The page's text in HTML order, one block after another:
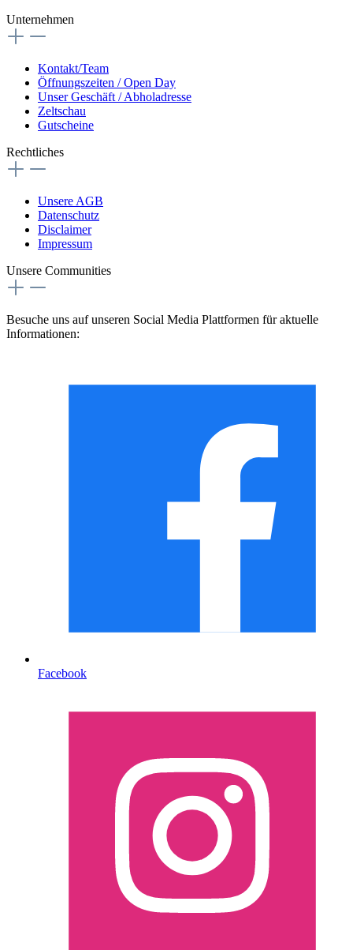
Unternehmen
Kontakt/Team
Öffnungszeiten / Open Day
Unser Geschäft / Abholadresse
Zeltschau
Gutscheine
Rechtliches
Unsere AGB
Datenschutz
Disclaimer
Impressum
Unsere Communities
Besuche uns auf unseren Social Media Plattformen für aktuelle
Informationen:
Facebook